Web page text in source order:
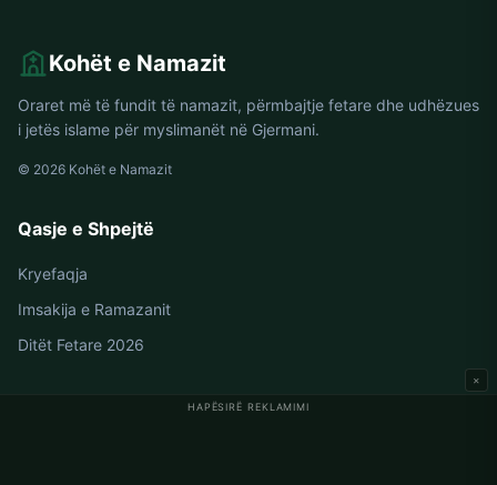
HAPËSIRË REKLAMIMI
×
Kohët e Namazit
Oraret më të fundit të namazit, përmbajtje fetare dhe udhëzues
i jetës islame për myslimanët në Gjermani.
© 2026 Kohët e Namazit
Qasje e Shpejtë
Kryefaqja
Imsakija e Ramazanit
Ditët Fetare 2026
Oraret e Namazit në Gjermani